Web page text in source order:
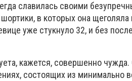
славилась своими
в которых она щеголяла
уже стукнуло 32, и без
кажется, совершенно
состоящих из минимально